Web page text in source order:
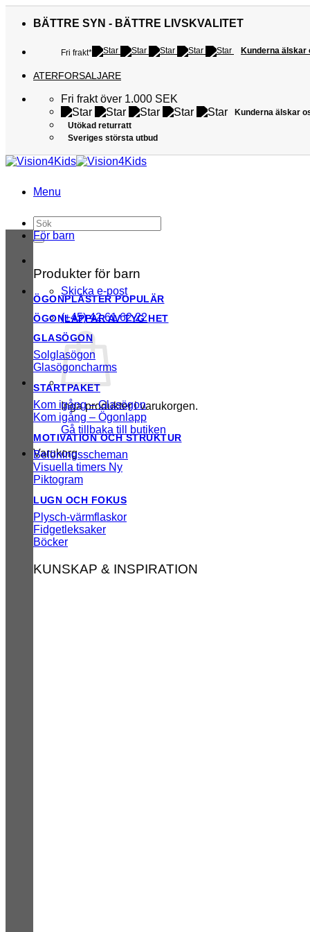
BÄTTRE SYN - BÄTTRE LIVSKVALITET
Fri frakt* Kunderna älskar
ATERFORSALJARE
Fri frakt över 1.000 SEK
Kunderna älskar
Utökad returratt
Sveriges största utbud
Menu
Sök
efter:
Skicka e-post
(+45) 42 61 62 22
Inga produkter i varukorgen.
Gå tillbaka till butiken
Varukorg
För barn
Produkter för barn
ÖGONPLÅSTER
ÖGONLAPPAR AV TYG
GLASÖGON
Solglasögon
Glasögoncharms
STARTPAKET
Kom igång – Glasögon
Kom igång – Ögonlapp
MOTIVATION OCH STRUKTUR
Belöningsscheman
Visuella timers
Piktogram
LUGN OCH FOKUS
Plysch-värmflaskor
Fidgetleksaker
Böcker
KUNSKAP & INSPIRATION